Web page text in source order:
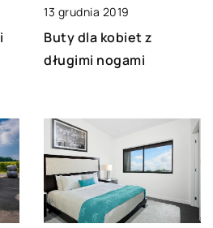
13 grudnia 2019
Buty dla kobiet z
długimi nogami